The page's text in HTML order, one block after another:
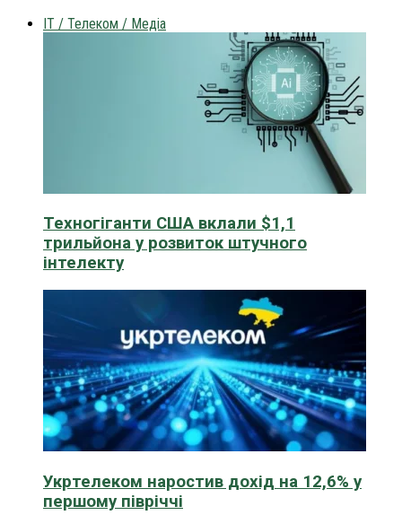
IT / Телеком / Медіа
Техногіганти США вклали $1,1
трильйона у розвиток штучного
інтелекту
Укртелеком наростив дохід на 12,6% у
першому півріччі